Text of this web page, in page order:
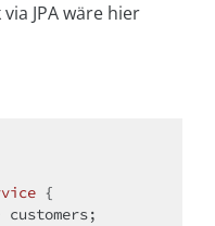
JPA wäre hier
{
customers;